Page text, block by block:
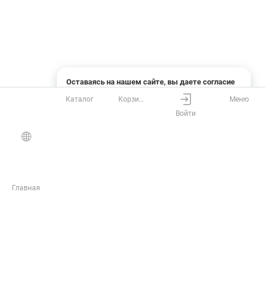
Оставаясь на нашем сайте, вы даете согласие
на использование файлов cookies и сбор данных
системами веб-аналитики
Главная
Каталог
Корзина
Войти
Меню